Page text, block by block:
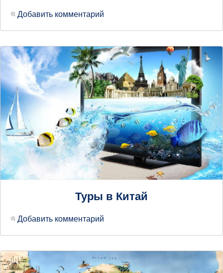
Добавить комментарий
Туры в Китай
Добавить комментарий